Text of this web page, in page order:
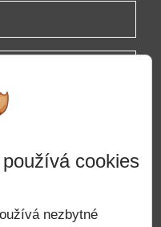
cookies
nezbytné